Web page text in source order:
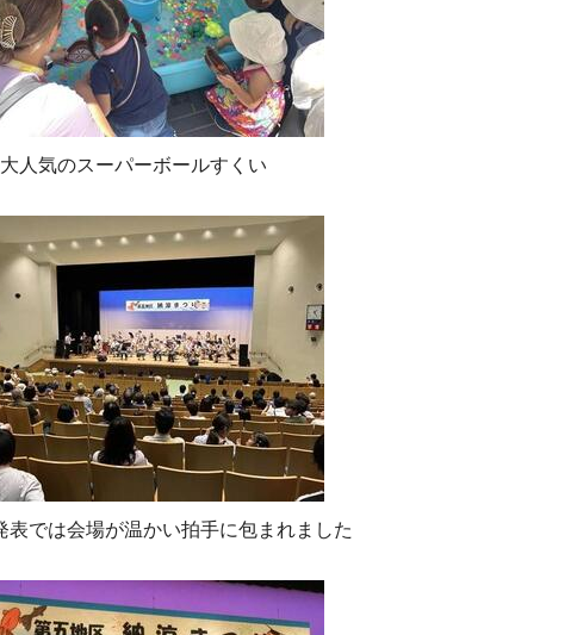
大人気のスーパーボールすくい
表では会場が温かい拍手に包まれました